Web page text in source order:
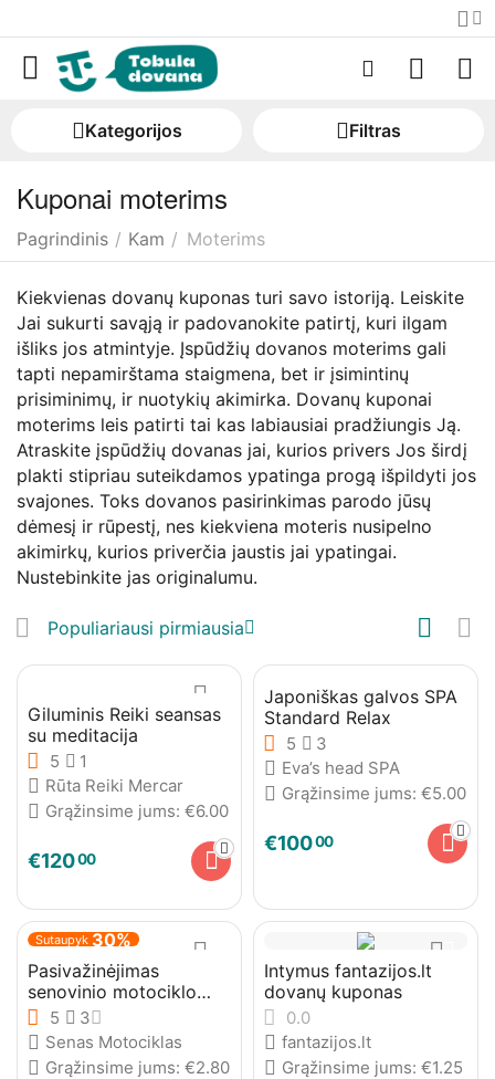
Kategorijos Filtras
Kuponai moterims
Pagrindinis / Kam / Moterims
Kiekvienas dovanų kuponas turi savo istoriją. Leiskite
Jai sukurti savąją ir padovanokite patirtį, kuri ilgam
išliks jos atmintyje. Įspūdžių dovanos moterims gali
tapti nepamirštama staigmena, bet ir įsimintinų
prisiminimų, ir nuotykių akimirka. Dovanų kuponai
moterims leis patirti tai kas labiausiai pradžiungis Ją.
Atraskite įspūdžių dovanas jai, kurios privers Jos širdį
plakti stipriau suteikdamos ypatinga progą išpildyti jos
svajones. Toks dovanos pasirinkimas parodo jūsų
dėmesį ir rūpestį, nes kiekviena moteris nusipelno
akimirkų, kurios priverčia jaustis jai ypatingai.
Nustebinkite jas originalumu.
Populiariausi pirmiausia
Giluminis Reiki seansas
su meditacija
5
1
Rūta Reiki Mercar
Grąžinsime jums: €6.00
€12000
Japoniškas galvos SPA
Standard Relax
5
3
Eva’s head SPA
Grąžinsime jums: €5.00
€10000
Sutaupyk 30%
Pasivažinėjimas
senovinio motociklo
lopšyje sostinėje
5
3
Senas Motociklas
Grąžinsime jums: €2.80
Intymus fantazijos.lt
dovanų kuponas
0.0
fantazijos.lt
Grąžinsime jums: €1.25